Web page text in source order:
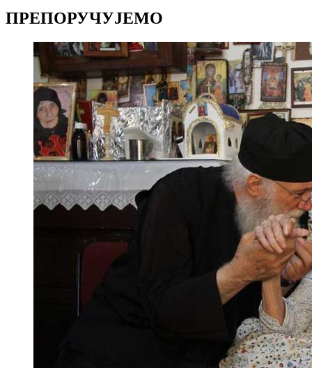
ПРЕПОРУЧУЈЕМО